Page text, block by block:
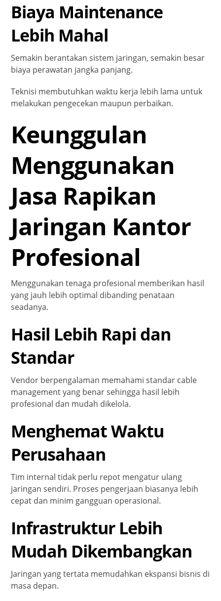
Biaya Maintenance
Lebih Mahal
Semakin berantakan sistem jaringan, semakin besar
biaya perawatan jangka panjang.
Teknisi membutuhkan waktu kerja lebih lama untuk
melakukan pengecekan maupun perbaikan.
Keunggulan
Menggunakan
Jasa Rapikan
Jaringan Kantor
Profesional
Menggunakan tenaga profesional memberikan hasil
yang jauh lebih optimal dibanding penataan
seadanya.
Hasil Lebih Rapi dan
Standar
Vendor berpengalaman memahami standar cable
management yang benar sehingga hasil lebih
profesional dan mudah dikelola.
Menghemat Waktu
Perusahaan
Tim internal tidak perlu repot mengatur ulang
jaringan sendiri. Proses pengerjaan biasanya lebih
cepat dan minim gangguan operasional.
Infrastruktur Lebih
Mudah Dikembangkan
Jaringan yang tertata memudahkan ekspansi bisnis di
masa depan.